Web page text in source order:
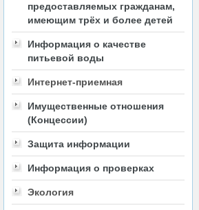
предоставляемых гражданам,
имеющим трёх и более детей
Информация о качестве
питьевой воды
Интернет-приемная
Имущественные отношения
(Концессии)
Защита информации
Информация о проверках
Экология